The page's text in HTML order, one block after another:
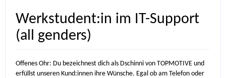
Werkstudent:in im IT-Support
(all genders)
Offenes Ohr: Du bezeichnest dich als Dschinni von TOPMOTIVE und
erfüllst unseren Kund:innen ihre Wünsche. Egal ob am Telefon oder